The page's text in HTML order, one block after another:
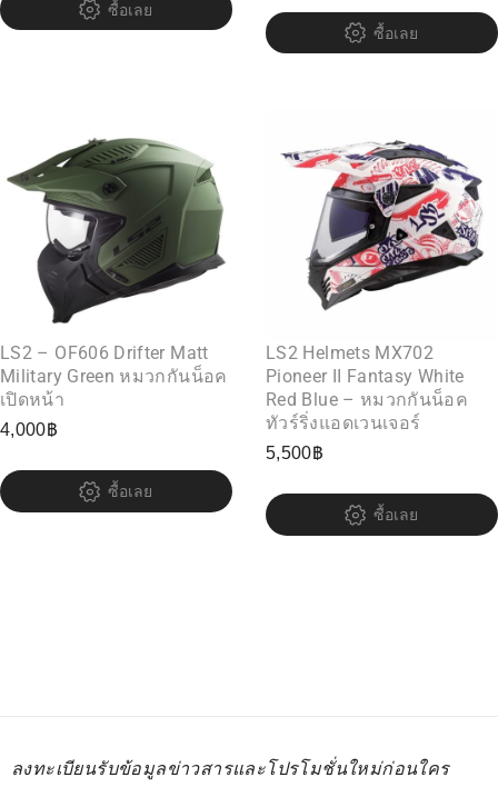
ซื้อเลย
ซื้อเลย
LS2 – OF606 Drifter Matt
Military Green หมวกกันน็อค
เปิดหน้า
4,000฿
ซื้อเลย
LS2 Helmets MX702
Pioneer II Fantasy White
Red Blue – หมวกกันน็อค
ทัวร์ริ่งแอดเวนเจอร์
5,500฿
ซื้อเลย
ลงทะเบียนรับข้อมูลข่าวสารและโปรโมชั่นใหม่ก่อนใคร